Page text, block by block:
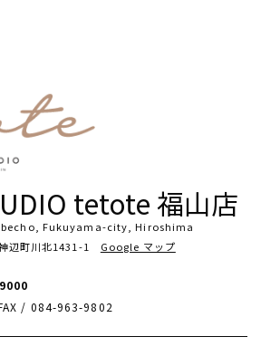
tetote 福山店
Fukuyama-city, Hiroshima
辺町川北1431-1 Google マップ
/ 084-963-9802